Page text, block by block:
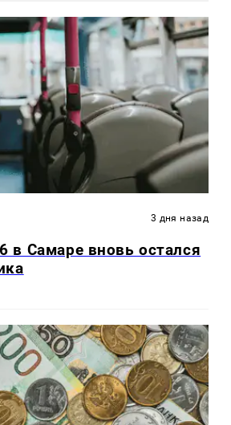
3 дня назад
Самаре вновь остался